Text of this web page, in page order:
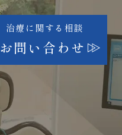
治療に関する相談
お問い合わせ